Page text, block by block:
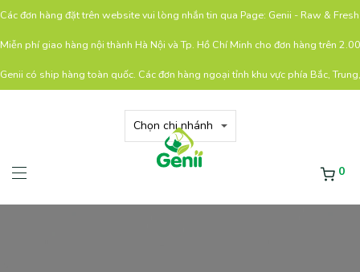
Các đơn hàng đặt trên website vui lòng nhắn tin qua Page: Genii - Raw &
Miễn phí giao hàng nội thành Hà Nội và Tp. Hồ Chí Minh cho đơn hàng trên
Genii có ship hàng toàn quốc. Các đơn hàng ngoại tỉnh khu vực phía Bắc,
0